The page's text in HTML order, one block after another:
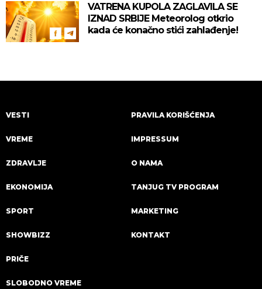
VATRENA KUPOLA ZAGLAVILA SE
IZNAD SRBIJE Meteorolog otkrio
kada će konačno stići zahlađenje!
VESTI
VREME
ZDRAVLJE
EKONOMIJA
SPORT
SHOWBIZZ
PRIČE
SLOBODNO VREME
PRAVILA KORIŠĆENJA
IMPRESSUM
O NAMA
TANJUG TV PROGRAM
MARKETING
KONTAKT